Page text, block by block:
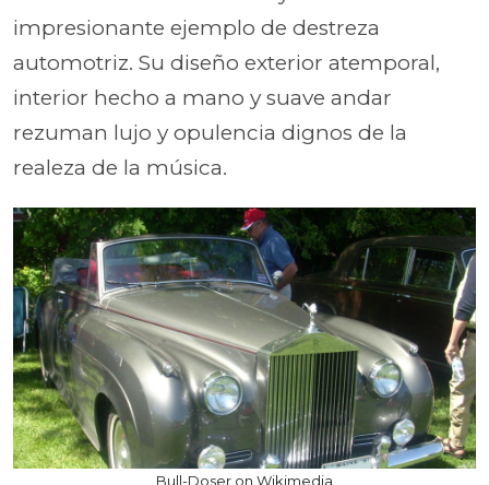
impresionante ejemplo de destreza
automotriz. Su diseño exterior atemporal,
interior hecho a mano y suave andar
rezuman lujo y opulencia dignos de la
realeza de la música.
Bull-Doser on Wikimedia